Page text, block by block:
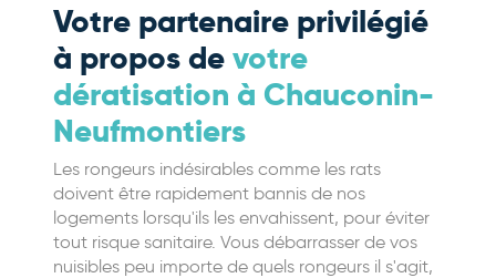
Votre partenaire privilégié
à propos de votre
dératisation à Chauconin-
Neufmontiers
Les rongeurs indésirables comme les rats
doivent être rapidement bannis de nos
logements lorsqu'ils les envahissent, pour éviter
tout risque sanitaire. Vous débarrasser de vos
nuisibles peu importe de quels rongeurs il s'agit,